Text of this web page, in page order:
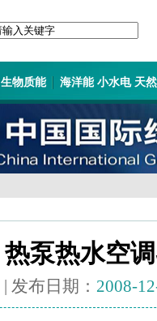
生物质能 海洋能 小水电 天
热泵热水空
| 发布日期： 2008-